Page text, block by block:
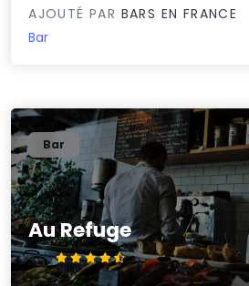
AJOUTÉ PAR BARS EN FRANCE
Bar
Au Refuge
4.7/5
Bar